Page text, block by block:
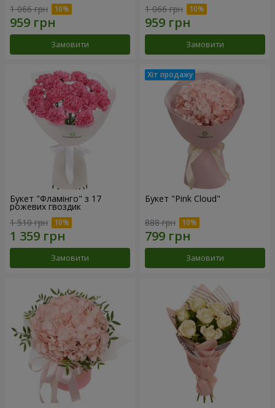
1 066 грн
Замовити
1 066 грн
Замовити
Букет "Фламінго" з 17
рожевих гвоздик
1 510 грн
Замовити
Букет "Pink Cloud"
888 грн
Замовити